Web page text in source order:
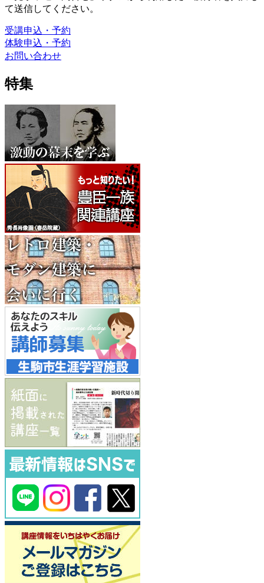
て送信してください。
受講申込・予約
体験申込・予約
お問い合わせ
特集